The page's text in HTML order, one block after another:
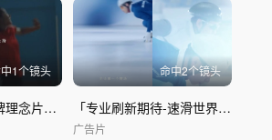
1个镜头
【元气森林】品牌理念片：元气·底气
命中2个镜头
「专业刷新期待-速滑世界冠军任子威」｜舒适达
广告片